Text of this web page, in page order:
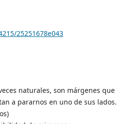
25251678e043
naturales, son márgenes que
a pararnos en uno de sus lados.